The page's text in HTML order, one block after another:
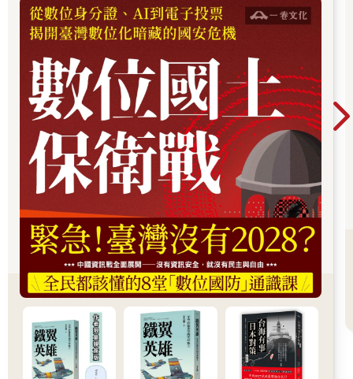
哥哥不在家時，跑腿兒的事情都是周爺爺來做。六歲的某一天，
母親跟他說：「兒子，你去拿五斤米回來燒飯好不好？」
周爺爺勤快地走了好長一段路去買米，回家的路上，一輛軍車經
過，阿兵哥好心地說：「弟弟來，你的米我用車子幫你載回
家。」
結果車子一開就是兩天。
「我就奇怪，走路回家半天就可以到了，怎麼開車反而這麼久還
到不了？」
沿途還有其他小男孩陸續上車，最後抵達一處小機場，阿兵哥
說：「小朋友，是國家把你們拉來，不是我們肯你來的（不是我
們願意的）。」幾個人被拱下了車，又被拱上一架只能坐十個人
的小飛機，起飛後每隔一會兒就要落地加油，一直坐了三天。
下機後，有位士兵過來發給每人一個饅頭一碗豆漿：「你們現在
太平了。」那時踏上的地，是哈爾濱。
被抓走兩年後，長官派人發單子給這些小朋友填寫家鄉地，並派